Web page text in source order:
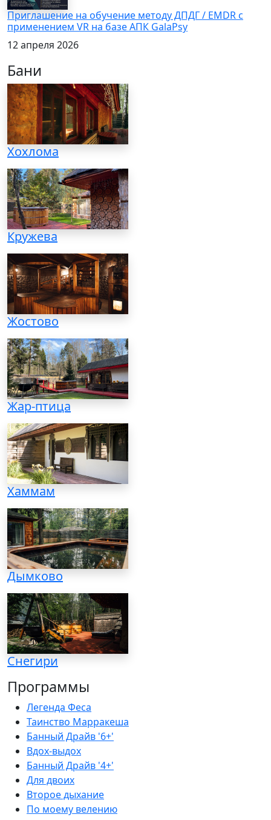
Приглашение на обучение методу ДПДГ / EMDR с
применением VR на базе АПК GalaPsy
12 апреля 2026
Бани
Хохлома
Кружева
Жостово
Жар-птица
Хаммам
Дымково
Снегири
Программы
Легенда Феса
Таинство Марракеша
Банный Драйв '6+'
Вдох-выдох
Банный Драйв '4+'
Для двоих
Второе дыхание
По моему велению